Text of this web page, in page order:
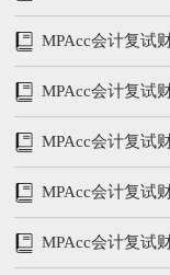
MPAcc会计复试
MPAcc会计复试
MPAcc会计复试
MPAcc会计复试
所有者权益
MPAcc会计复试